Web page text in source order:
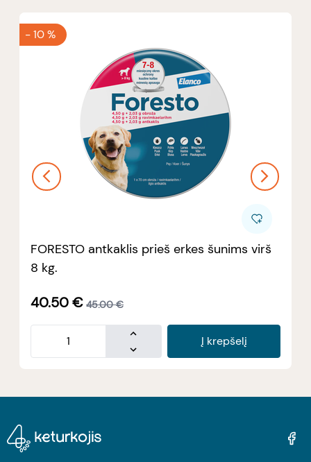
-10 %
FORESTO antkaklis prieš erkes šunims virš
8 kg.
40.50€ 45.00 €
Į krepšelį